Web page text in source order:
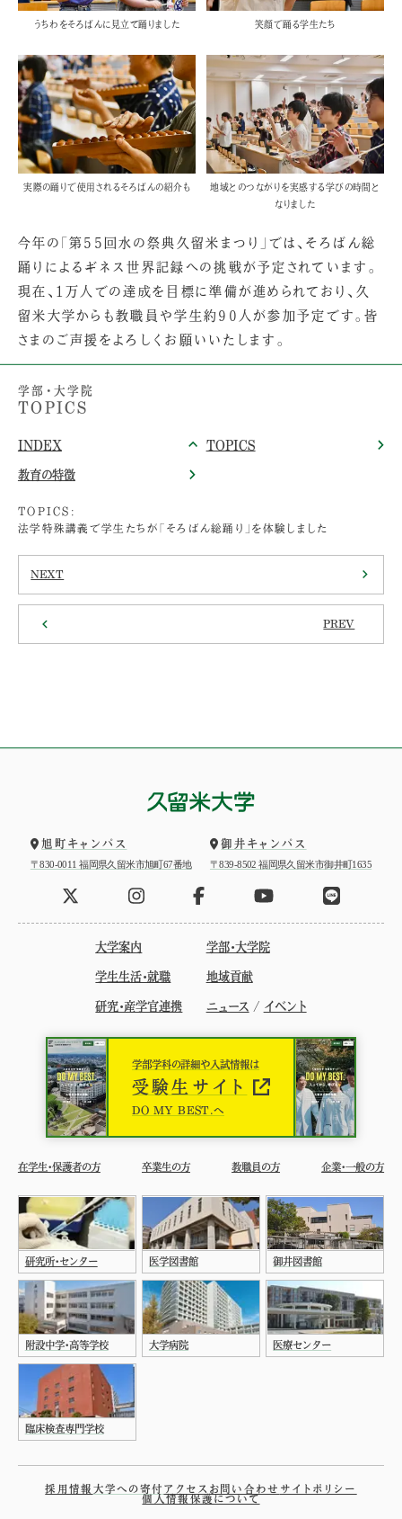
うちわをそろばんに見立て踊りました 笑顔で踊る学生たち
実際の踊りで使用されるそろばんの紹介も
地域とのつながりを実感する学びの時間と
なりました
今年の「第55回水の祭典久留米まつり」では、そろばん総
踊りによるギネス世界記録への挑戦が予定されています。
現在、1万人での達成を目標に準備が進められており、久
留米大学からも教職員や学生約90人が参加予定です。皆
さまのご声援をよろしくお願いいたします。
学部・大学院
TOPICS
INDEX TOPICS
教育の特徴
TOPICS:
法学特殊講義で学生たちが「そろばん総踊り」を体験しました
NEXT
PREV
旭町キャンパス
〒830-0011 福岡県久留米市旭町67番地
御井キャンパス
〒839-8502 福岡県久留米市御井町1635
大学案内 学部・大学院
学生生活・就職 地域貢献
研究・産学官連携 ニュース / イベント
学部学科の詳細や入試情報は
受験生サイト
DO MY BEST.へ
在学生・保護者の方 卒業生の方 教職員の方 企業・一般の方
研究所・センター 医学図書館 御井図書館
附設中学・高等学校 大学病院 医療センター
臨床検査専門学校
採用情報 大学への寄付 アクセス お問い合わせ サイトポリシー
個人情報保護について